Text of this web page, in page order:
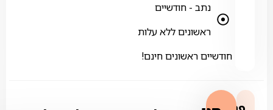
נתב - חודשיים
ראשונים ללא עלות
חודשיים ראשונים חינם!